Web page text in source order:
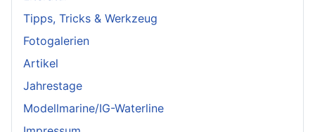
Tipps, Tricks & Werkzeug
Fotogalerien
Artikel
Jahrestage
Modellmarine/IG-Waterline